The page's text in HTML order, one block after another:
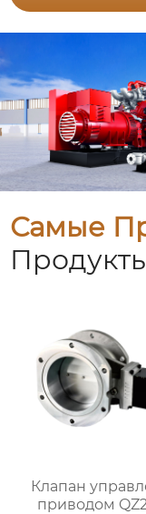
Самые
Клапан
приводом